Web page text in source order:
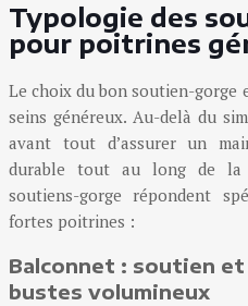
Typologie des
pour poitrines
Le choix du bon soutien-gorge
seins généreux. Au-delà du
avant tout d’assurer un
durable tout au long de la
soutiens-gorge répondent
fortes poitrines :
Balconnet : soutien
bustes volumineux